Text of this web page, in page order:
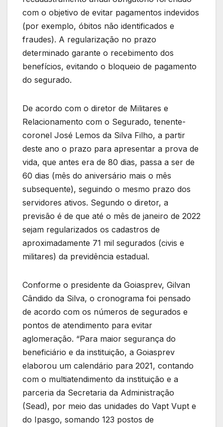
com o objetivo de evitar pagamentos indevidos
(por exemplo, óbitos não identificados e
fraudes). A regularização no prazo
determinado garante o recebimento dos
benefícios, evitando o bloqueio de pagamento
do segurado.
De acordo com o diretor de Militares e
Relacionamento com o Segurado, tenente-
coronel José Lemos da Silva Filho, a partir
deste ano o prazo para apresentar a prova de
vida, que antes era de 80 dias, passa a ser de
60 dias (mês do aniversário mais o mês
subsequente), seguindo o mesmo prazo dos
servidores ativos. Segundo o diretor, a
previsão é de que até o mês de janeiro de 2022
sejam regularizados os cadastros de
aproximadamente 71 mil segurados (civis e
militares) da previdência estadual.
Conforme o presidente da Goiasprev, Gilvan
Cândido da Silva, o cronograma foi pensado
de acordo com os números de segurados e
pontos de atendimento para evitar
aglomeração. “Para maior segurança do
beneficiário e da instituição, a Goiasprev
elaborou um calendário para 2021, contando
com o multiatendimento da instituição e a
parceria da Secretaria da Administração
(Sead), por meio das unidades do Vapt Vupt e
do Ipasgo, somando 123 postos de